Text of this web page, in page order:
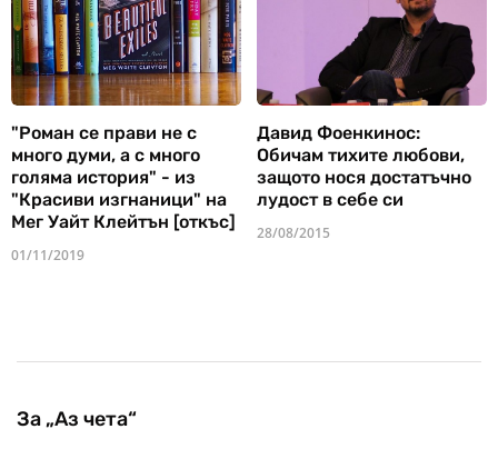
"Роман се прави не с
много думи, а с много
голяма история" - из
"Красиви изгнаници" на
Мег Уайт Клейтън [откъс]
01/11/2019
Давид Фоенкинос:
Обичам тихите любови,
защото нося достатъчно
лудост в себе си
28/08/2015
За „Аз чета“